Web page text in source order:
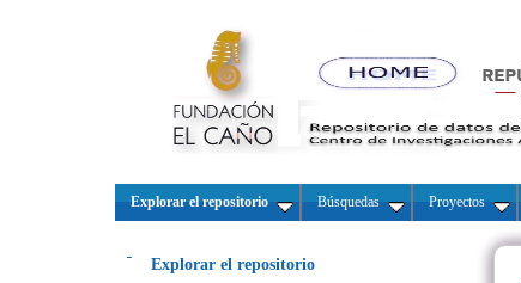
Explorar el repositorio Búsquedas Proyectos
Explorar el repositorio